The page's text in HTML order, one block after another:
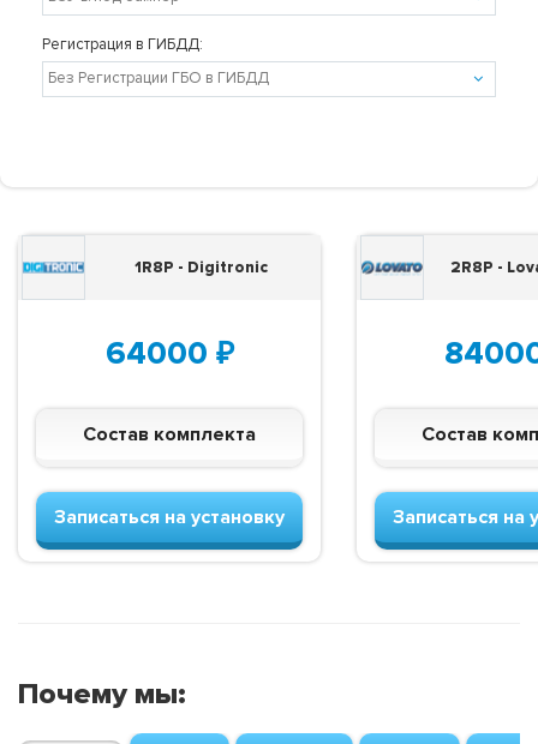
Регистрация в ГИБДД:
1R8P - Digitronic
64000 ₽
Состав комплекта
Записаться на установку
2R8P -
Состав
Записаться на
Почему мы: